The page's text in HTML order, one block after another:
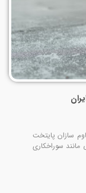
سازان پایتخت
مانند سوراخکاری